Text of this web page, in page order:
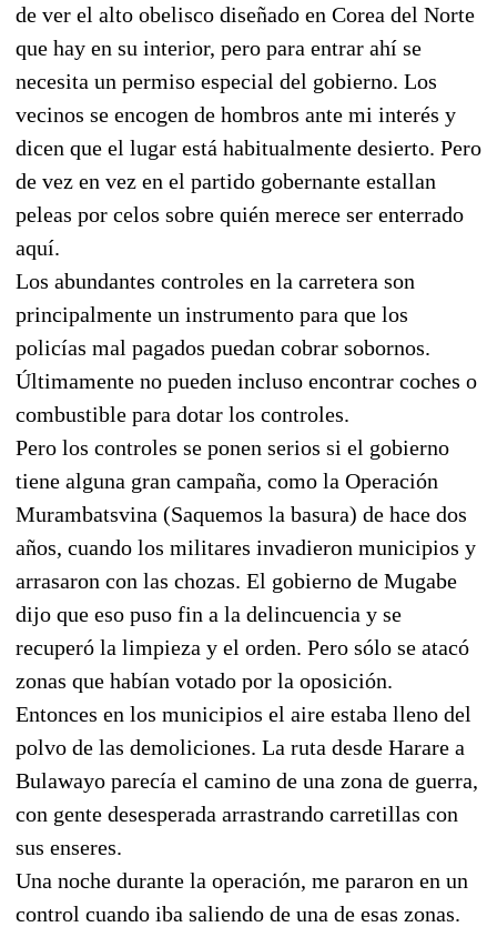
de ver el alto obelisco diseñado en Corea del Norte
que hay en su interior, pero para entrar ahí se
necesita un permiso especial del gobierno. Los
vecinos se encogen de hombros ante mi interés y
dicen que el lugar está habitualmente desierto. Pero
de vez en vez en el partido gobernante estallan
peleas por celos sobre quién merece ser enterrado
aquí.
Los abundantes controles en la carretera son
principalmente un instrumento para que los
policías mal pagados puedan cobrar sobornos.
Últimamente no pueden incluso encontrar coches o
combustible para dotar los controles.
Pero los controles se ponen serios si el gobierno
tiene alguna gran campaña, como la Operación
Murambatsvina (Saquemos la basura) de hace dos
años, cuando los militares invadieron municipios y
arrasaron con las chozas. El gobierno de Mugabe
dijo que eso puso fin a la delincuencia y se
recuperó la limpieza y el orden. Pero sólo se atacó
zonas que habían votado por la oposición.
Entonces en los municipios el aire estaba lleno del
polvo de las demoliciones. La ruta desde Harare a
Bulawayo parecía el camino de una zona de guerra,
con gente desesperada arrastrando carretillas con
sus enseres.
Una noche durante la operación, me pararon en un
control cuando iba saliendo de una de esas zonas.